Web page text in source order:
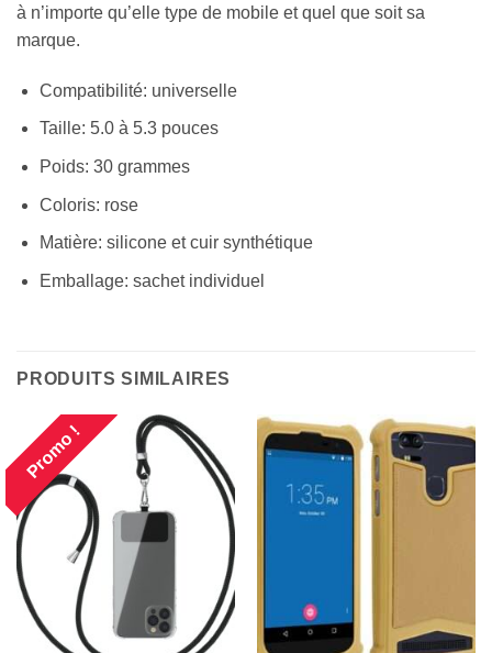
à n’importe qu’elle type de mobile et quel que soit sa
marque.
Compatibilité: universelle
Taille: 5.0 à 5.3 pouces
Poids: 30 grammes
Coloris: rose
Matière: silicone et cuir synthétique
Emballage: sachet individuel
PRODUITS SIMILAIRES
Promo !